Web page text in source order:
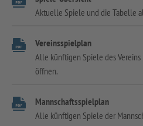
Aktuelle Spiele und die Tabelle
Vereinsspielplan
Alle künftigen Spiele des
öffnen.
Mannschaftsspielplan
Alle künftigen Spiele der